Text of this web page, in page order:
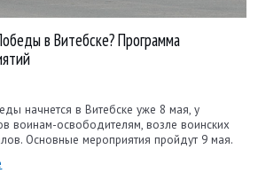
в Витебске? Программа
начнется в Витебске уже 8 мая, у
воинам-освободителям, возле воинских
Основные мероприятия пройдут 9 мая.